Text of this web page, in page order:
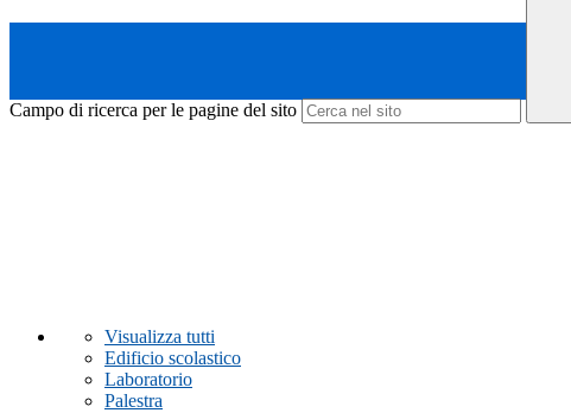
Campo di ricerca per le pagine del sito
Visualizza tutti
Edificio scolastico
Laboratorio
Palestra